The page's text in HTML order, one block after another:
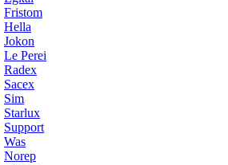
Fristom
Hella
Jokon
Le Perei
Radex
Sacex
Sim
Starlux
Support
Was
Norep